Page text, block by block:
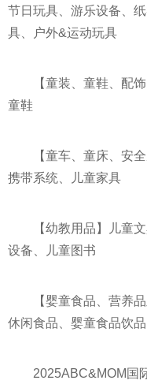
节日玩具、游乐设备、
具、户外&运动玩具
【童装、童鞋、配
童鞋
【童车、童床、安
携带系统、儿童家具
【幼教用品】儿童
设备、儿童图书
【婴童食品、营养
休闲食品、婴童食品饮
2025ABC&MOM国